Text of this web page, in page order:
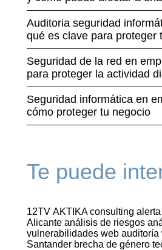
Auditoria seguridad
qué es clave para proteger
Seguridad de la red en
para proteger la actividad
Seguridad informática en
cómo proteger tu negocio
Te puede
12TV AKTIKA consulting
Alicante análisis de riesgos
vulnerabilidades web auditoría
Santander brecha de género